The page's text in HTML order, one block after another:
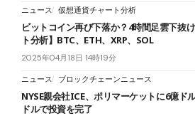
ニュース 仮想通貨チャート分析
ビットコイン再び下落か？4時間足雲下抜
ト分析】BTC、ETH、XRP、SOL
2025年04月18日 14時19分
ニュース ブロックチェーンニュース
NYSE親会社ICE、ポリマーケットに6億ド
ドルで投資を完了